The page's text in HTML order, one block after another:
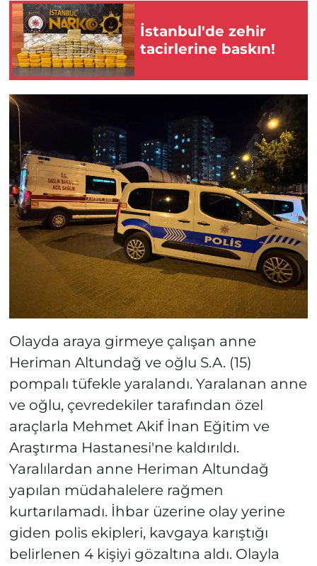
İstanbul'de zehir
tacirlerine baskın!
Olayda araya girmeye çalışan anne
Heriman Altundağ ve oğlu S.A. (15)
pompalı tüfekle yaralandı. Yaralanan anne
ve oğlu, çevredekiler tarafından özel
araçlarla Mehmet Akif İnan Eğitim ve
Araştırma Hastanesi'ne kaldırıldı.
Yaralılardan anne Heriman Altundağ
yapılan müdahalelere rağmen
kurtarılamadı. İhbar üzerine olay yerine
giden polis ekipleri, kavgaya karıştığı
belirlenen 4 kişiyi gözaltına aldı. Olayla